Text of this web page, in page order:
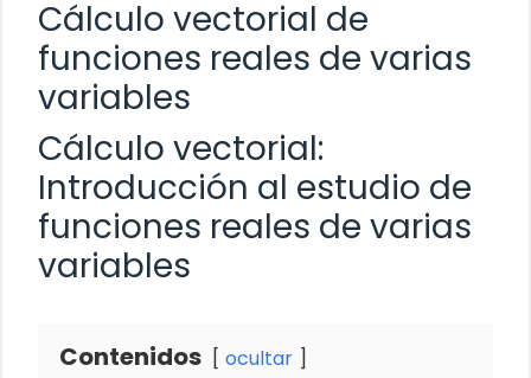
Cálculo vectorial de
funciones reales de varias
variables
Cálculo vectorial:
Introducción al estudio de
funciones reales de varias
variables
Contenidos ocultar